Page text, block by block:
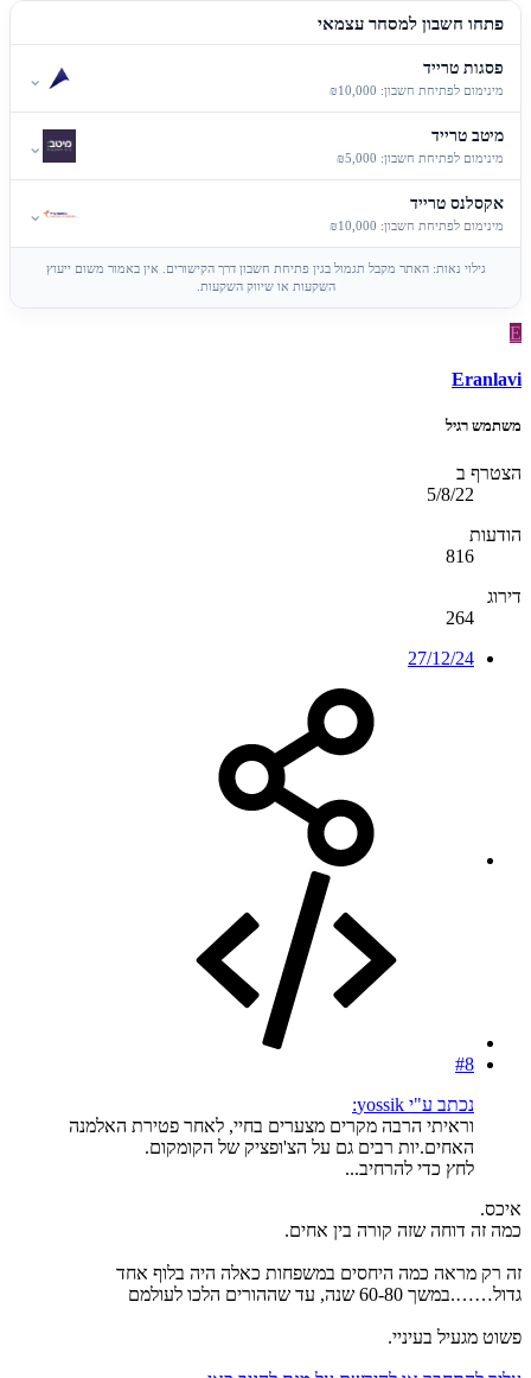
פתחו חשבון למסחר עצמאי
פסגות טרייד
מינימום לפתיחת חשבון: ₪10,000
⌄
מיטב טרייד
מינימום לפתיחת חשבון: ₪5,000
⌄
אקסלנס טרייד
מינימום לפתיחת חשבון: ₪10,000
⌄
גילוי נאות: האתר מקבל תגמול בגין פתיחת חשבון דרך הקישורים. אין באמור משום ייעוץ
השקעות או שיווק השקעות.
E
Eranlavi
משתמש רגיל
הצטרף ב
5/8/22
הודעות
816
דירוג
264
27/12/24
#8
נכתב ע"י yossik:
וראיתי הרבה מקרים מצערים בחיי, לאחר פטירת האלמנה
האחים.יות רבים גם על הצ'ופציק של הקומקום.
לחץ כדי להרחיב...
איכס.
כמה זה דוחה שזה קורה בין אחים.
זה רק מראה כמה היחסים במשפחות כאלה היה בלוף אחד
גדול…….במשך 60-80 שנה, עד שההורים הלכו לעולמם
פשוט מגעיל בעיניי.